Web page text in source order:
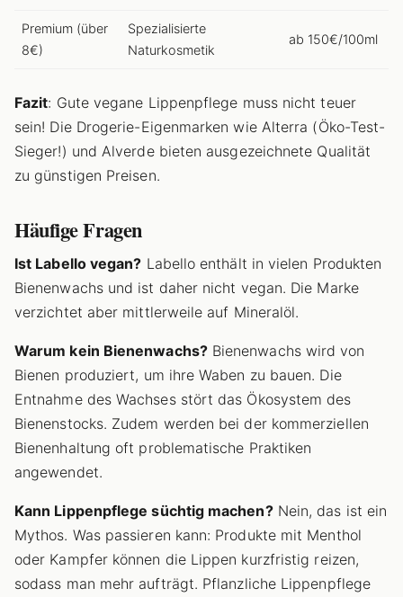
Premium (über
8€)
Spezialisierte
Naturkosmetik
ab 150€/100ml
Fazit: Gute vegane Lippenpflege muss nicht teuer
sein! Die Drogerie-Eigenmarken wie Alterra (Öko-Test-
Sieger!) und Alverde bieten ausgezeichnete Qualität
zu günstigen Preisen.
Häufige Fragen
Ist Labello vegan? Labello enthält in vielen Produkten
Bienenwachs und ist daher nicht vegan. Die Marke
verzichtet aber mittlerweile auf Mineralöl.
Warum kein Bienenwachs?Bienenwachs wird von
Bienen produziert, um ihre Waben zu bauen. Die
Entnahme des Wachses stört das Ökosystem des
Bienenstocks. Zudem werden bei der kommerziellen
Bienenhaltung oft problematische Praktiken
angewendet.
Kann Lippenpflege süchtig machen?Nein, das ist ein
Mythos. Was passieren kann: Produkte mit Menthol
oder Kampfer können die Lippen kurzfristig reizen,
sodass man mehr aufträgt. Pflanzliche Lippenpflege